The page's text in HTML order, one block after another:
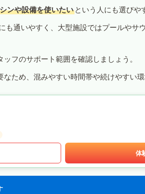
ンや設備を使いたい という人にも選びや
も通いやすく、大型施設ではプールやサ
フのサポート範囲を確認しましょう。
ため、混みやすい時間帯や続けやすい
体